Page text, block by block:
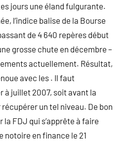
jours une éland fulgurante.
l’indice balise de la Bourse
de 4 640 repères début
grosse chute en décembre –
actuellement. Résultat,
avec les . Il faut
juillet 2007, soit avant la
un tel niveau. De bon
la FDJ qui s’apprête à faire
notoire en finance le 21